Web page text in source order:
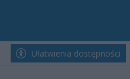
Ułatwienia dostępności